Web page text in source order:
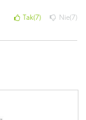
Tak 7 Nie 7